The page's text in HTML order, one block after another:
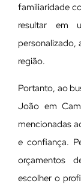
familiaridade
resultar em
personalizado,
região.
Portanto, ao
João em
mencionadas
e confiança.
orçamentos
escolher o